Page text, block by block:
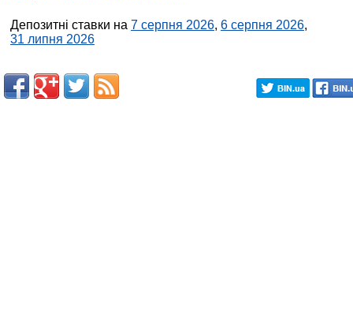
Депозитні ставки на 7 серпня 2026, 6 серпня 2026,
31 липня 2026